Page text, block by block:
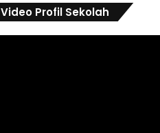
Video Profil Sekolah